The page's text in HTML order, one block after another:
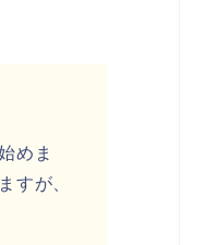
めま
すが、